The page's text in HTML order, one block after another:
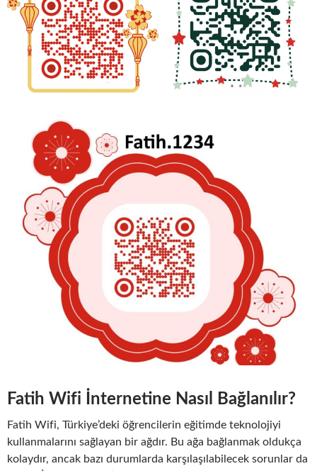
Fatih Wifi İnternetine Nasıl Bağlanılır?
Fatih Wifi, Türkiye’deki öğrencilerin eğitimde teknolojiyi
kullanmalarını sağlayan bir ağdır. Bu ağa bağlanmak oldukça
kolaydır, ancak bazı durumlarda karşılaşılabilecek sorunlar da